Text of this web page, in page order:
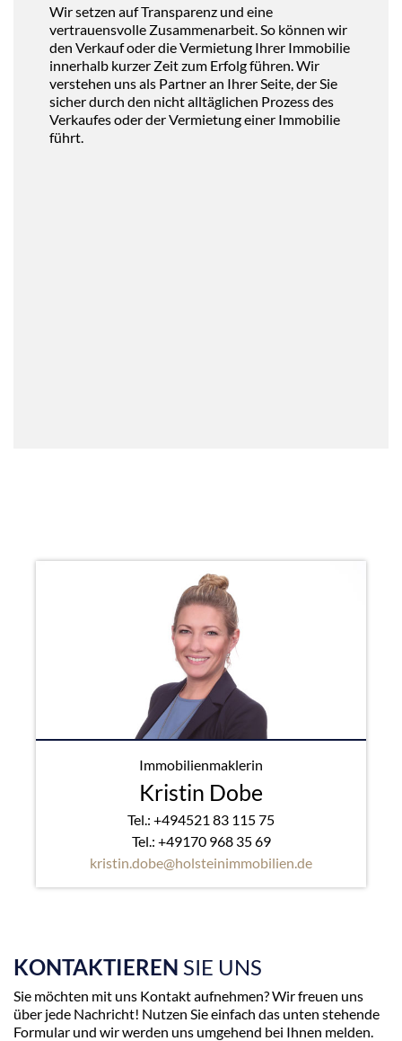
Wir setzen auf Transparenz und eine
vertrauensvolle Zusammenarbeit. So können wir
den Verkauf oder die Vermietung Ihrer Immobilie
innerhalb kurzer Zeit zum Erfolg führen. Wir
verstehen uns als Partner an Ihrer Seite, der Sie
sicher durch den nicht alltäglichen Prozess des
Verkaufes oder der Vermietung einer Immobilie
führt.
Immobilienmaklerin
Kristin Dobe
Tel.: +494521 83 115 75
Tel.: +49170 968 35 69
kristin.dobe@holsteinimmobilien.de
KONTAKTIEREN SIE UNS
Sie möchten mit uns Kontakt aufnehmen? Wir freuen uns
über jede Nachricht! Nutzen Sie einfach das unten stehende
Formular und wir werden uns umgehend bei Ihnen melden.